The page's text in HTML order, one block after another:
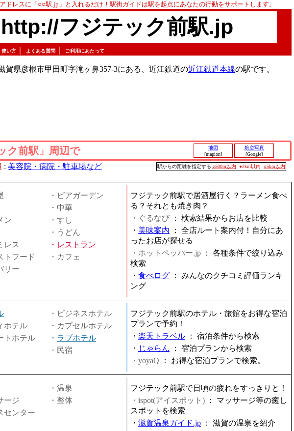
アドレスに「○○駅.jp」と入れるだけ！駅街ガイドは駅を起点にあなたの行動をサポートします。
http://フジテック前駅.jp
使い方 よくある質問 ご利用にあたって
賀県彦根市甲田町字滝ヶ鼻357‐3にある、近江鉄道の近江鉄道本線の駅です。
ク前駅」周辺で
地図
[mapion]
航空写真
[Google]
: 美容院・病院・駐車場など 駅からの距離を指定する ○500m以内 ●2km以内 ○5km以内
・ビアガーデン
・中華
ン
・すし
・うどん
レス
・ レストラン
トフード
・カフェ
リー
フジテック前駅で居酒屋行く？ラーメン食べ
る？それとも焼き肉？
・ぐるなび ： 検索結果からお店を比較
・ 美味案内 ： 全店ルート案内付！自分にあ
ったお店が探せる
・ホットペッパー.jp ： 各種条件で絞り込み
検索
・ 食べログ ： みんなのクチコミ評価ランキ
ング
・ビジネスホテル
ホテル
・カプセルホテル
トホテル
・ ラブホテル
・民宿
フジテック前駅のホテル・旅館をお得な宿泊
プランで予約！
・ 楽天トラベル ： 宿泊条件から検索
・ じゃらん ： 宿泊プランから検索
・yoyaQ ： お得な宿泊プランで検索。
・温泉
ージ
・整体
センター
フジテック前駅で日頃の疲れをすっきりと！
・ispot(アイスポット) ： マッサージ等の癒し
スポットを検索
・ 滋賀温泉ガイド.jp ： 滋賀の温泉を紹介